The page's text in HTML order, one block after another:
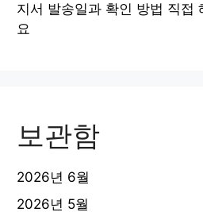
지서 발송일과 확인 방법 직접
요
보관함
2026년 6월
2026년 5월